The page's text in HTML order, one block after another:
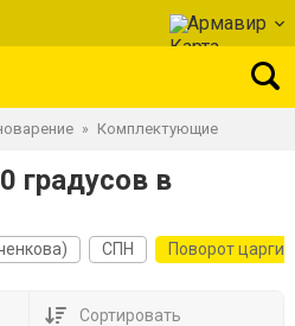
Армавир
» Комплектующие
градусов в
СПН Поворот царги
Сортировать